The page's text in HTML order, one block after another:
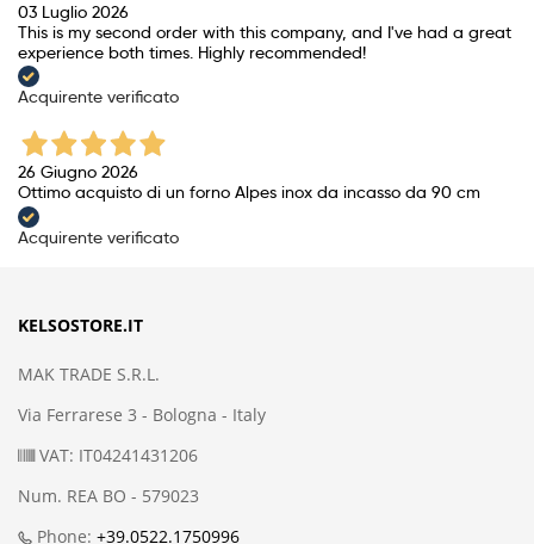
03 Luglio 2026
This is my second order with this company, and I've had a great
experience both times. Highly recommended!
Acquirente verificato
26 Giugno 2026
Ottimo acquisto di un forno Alpes inox da incasso da 90 cm
Acquirente verificato
KELSOSTORE.IT
MAK TRADE S.R.L.
Via Ferrarese 3 - Bologna - Italy
VAT: IT04241431206
Num. REA BO - 579023
Phone: +39.0522.1750996